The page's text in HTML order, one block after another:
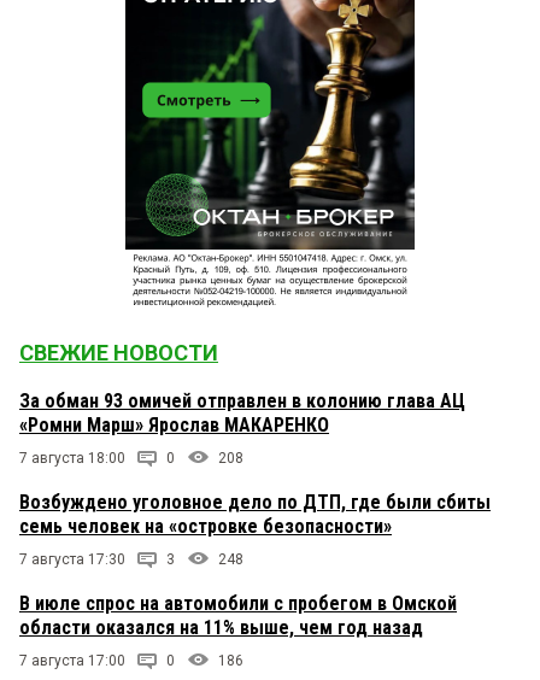
СВЕЖИЕ НОВОСТИ
За обман 93 омичей отправлен в колонию глава АЦ
«Ромни Марш» Ярослав МАКАРЕНКО
7 августа 18:00 0 208
Возбуждено уголовное дело по ДТП, где были сбиты
семь человек на «островке безопасности»
7 августа 17:30 3 248
В июле спрос на автомобили с пробегом в Омской
области оказался на 11% выше, чем год назад
7 августа 17:00 0 186